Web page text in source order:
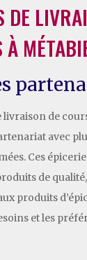
DE
À
livraison de
avec
Ces
de
produits
et les